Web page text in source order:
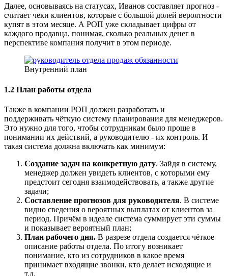
Далее, основываясь на статусах, Иванов составляет прогноз -
считает чеки клиентов, которые с большой долей вероятности
купят в этом месяце. А РОП уже складывает цифры от
каждого продавца, понимая, сколько реальных денег в
перспективе компания получит в этом периоде.
Внутренний план
1.2 План работы отдела
Также в компании РОП должен разработать и
поддерживать чёткую систему планирования для менеджеров.
Это нужно для того, чтобы сотрудникам было проще в
понимании их действий, а руководителю - их контроль. И
такая система должна включать как минимум:
Создание задач на конкретную дату. Зайдя в систему,
менеджер должен увидеть клиентов, с которыми ему
предстоит сегодня взаимодействовать, а также другие
задачи;
Составление прогнозов для руководителя. В системе
видно сведения о вероятных выплатах от клиентов за
период. Причём в идеале система суммирует эти суммы
и показывает вероятный план;
План рабочего дня. В разрезе отдела создается чёткое
описание работы отдела. По итогу возникает
понимание, кто из сотрудников в какое время
принимает входящие звонки, кто делает исходящие и
т.д.